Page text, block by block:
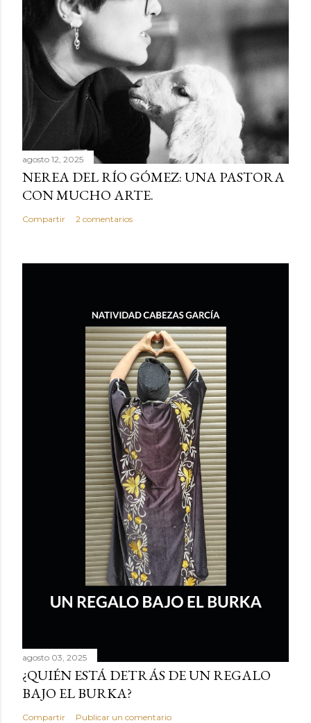
agosto 12, 2025
NEREA DEL RÍO GÓMEZ: UNA PASTORA
CON MUCHO ARTE.
Compartir 2 comentarios
agosto 03, 2025
¿QUIÉN ESTÁ DETRÁS DE UN REGALO
BAJO EL BURKA?
Compartir Publicar un comentario